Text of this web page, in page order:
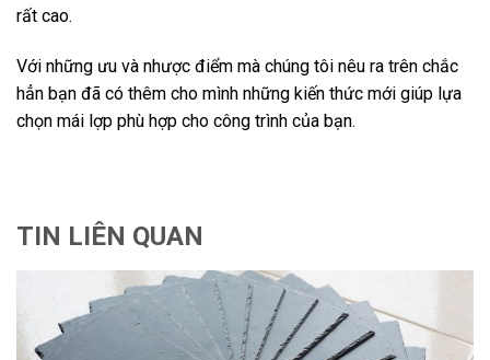
rất cao.
Với những ưu và nhược điểm mà chúng tôi nêu ra trên chắc
hẳn bạn đã có thêm cho mình những kiến thức mới giúp lựa
chọn mái lợp phù hợp cho công trình của bạn.
TIN LIÊN QUAN